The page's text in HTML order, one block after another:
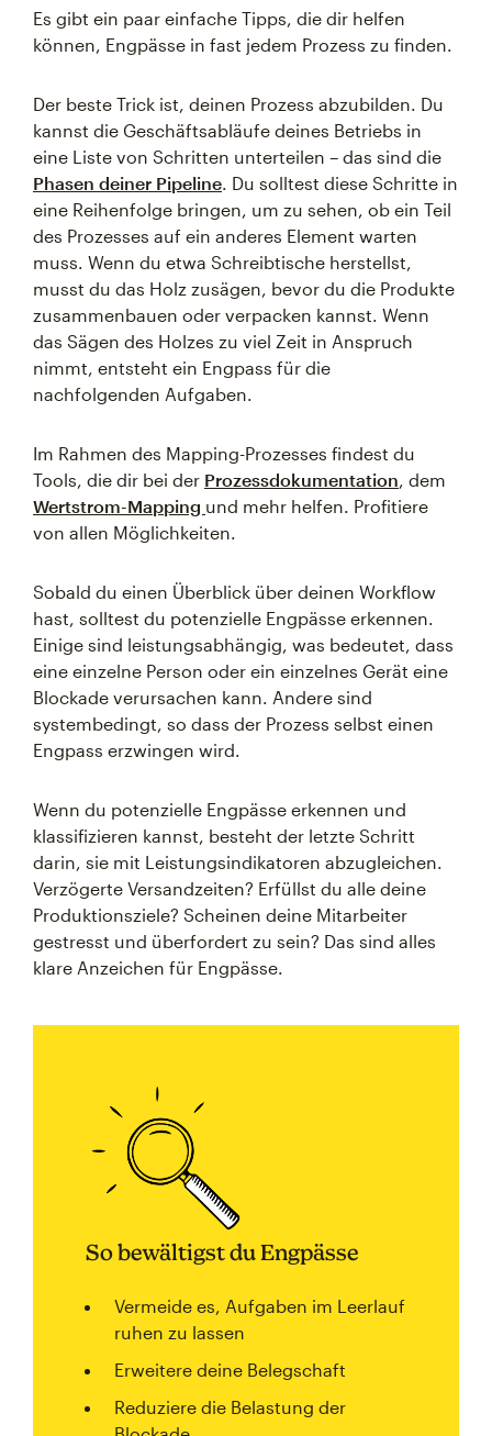
Es gibt ein paar einfache Tipps, die dir helfen
können, Engpässe in fast jedem Prozess zu finden.
Der beste Trick ist, deinen Prozess abzubilden. Du
kannst die Geschäftsabläufe deines Betriebs in
eine Liste von Schritten unterteilen – das sind die
Phasen deiner Pipeline. Du solltest diese Schritte in
eine Reihenfolge bringen, um zu sehen, ob ein Teil
des Prozesses auf ein anderes Element warten
muss. Wenn du etwa Schreibtische herstellst,
musst du das Holz zusägen, bevor du die Produkte
zusammenbauen oder verpacken kannst. Wenn
das Sägen des Holzes zu viel Zeit in Anspruch
nimmt, entsteht ein Engpass für die
nachfolgenden Aufgaben.
Im Rahmen des Mapping-Prozesses findest du
Tools, die dir bei der Prozessdokumentation, dem
Wertstrom-Mapping und mehr helfen. Profitiere
von allen Möglichkeiten.
Sobald du einen Überblick über deinen Workflow
hast, solltest du potenzielle Engpässe erkennen.
Einige sind leistungsabhängig, was bedeutet, dass
eine einzelne Person oder ein einzelnes Gerät eine
Blockade verursachen kann. Andere sind
systembedingt, so dass der Prozess selbst einen
Engpass erzwingen wird.
Wenn du potenzielle Engpässe erkennen und
klassifizieren kannst, besteht der letzte Schritt
darin, sie mit Leistungsindikatoren abzugleichen.
Verzögerte Versandzeiten? Erfüllst du alle deine
Produktionsziele? Scheinen deine Mitarbeiter
gestresst und überfordert zu sein? Das sind alles
klare Anzeichen für Engpässe.
So bewältigst du Engpässe
Vermeide es, Aufgaben im Leerlauf
ruhen zu lassen
Erweitere deine Belegschaft
Reduziere die Belastung der